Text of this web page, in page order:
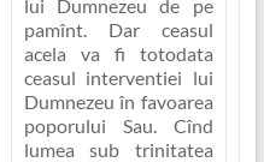
lui Dumnezeu de pe
pamînt. Dar ceasul
acela va fi totodata
ceasul interventiei lui
Dumnezeu în favoarea
poporului Sau. Cînd
lumea sub trinitatea